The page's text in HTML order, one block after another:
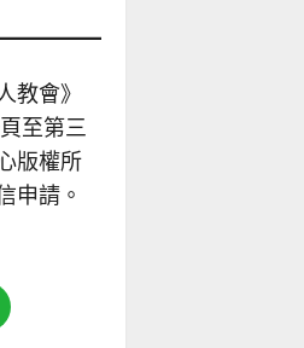
教會》
至第三
版權所
申請。